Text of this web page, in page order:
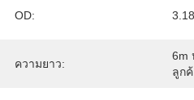
OD:
ความยาว:
6m
ลูก